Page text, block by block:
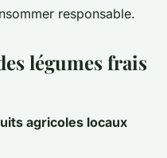
responsable.
légumes frais
agricoles locaux